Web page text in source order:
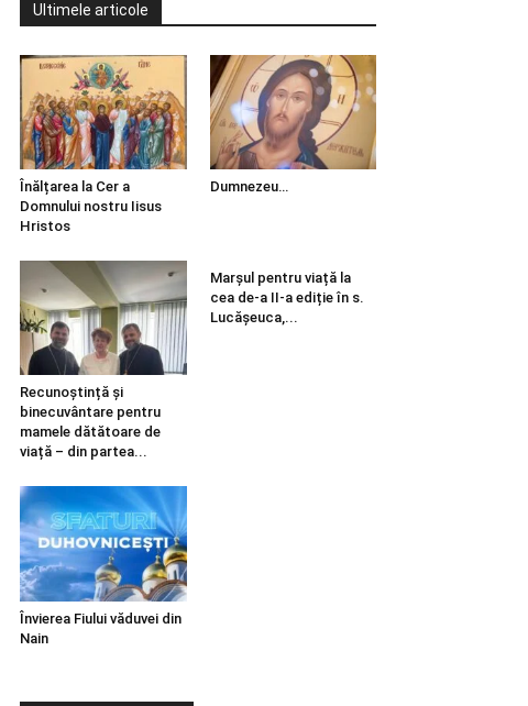
Ultimele articole
Înălțarea la Cer a
Domnului nostru Iisus
Hristos
Dumnezeu…
Recunoștință și
binecuvântare pentru
mamele dătătoare de
viață – din partea...
Marșul pentru viață la
cea de-a II-a ediție în s.
Lucășeuca,...
Învierea Fiului văduvei din
Nain